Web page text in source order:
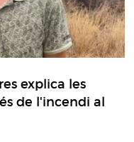
explica les
de l'incendi al